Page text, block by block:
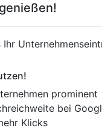
Informationen
Firmeneintrag
abheben.
prominent
bei
Klicks